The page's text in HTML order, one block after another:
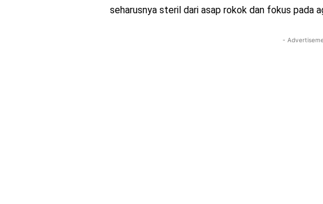
seharusnya steril dari asap rokok dan fokus pada
-